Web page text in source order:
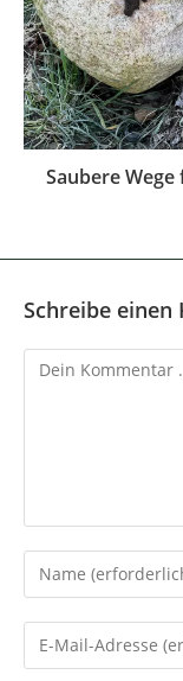
Saubere
Schreibe
Kommentar
Gib
deinen
Namen
oder
Gib
deine